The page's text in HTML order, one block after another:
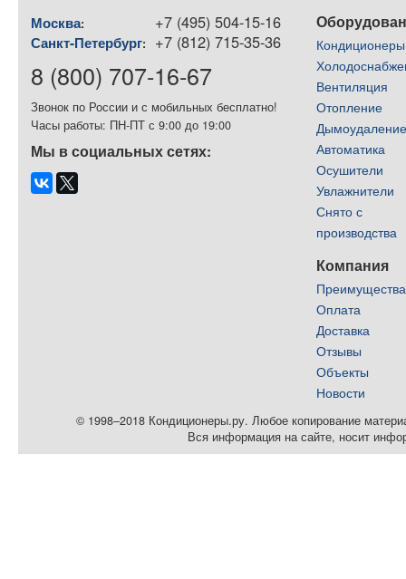
Москва: +7 (495) 504-15-16
Санкт-Петербург: +7 (812) 715-35-36
8 (800) 707-16-67
Звонок по России и с мобильных бесплатно!
Часы работы: ПН-ПТ с 9:00 до 19:00
Мы в социальных сетях:
Кондиционеры
Вентиляция
Отопление
Автоматика
Осушители
Увлажнители
Снято с
производства
Компания
Преимущества
Оплата
Доставка
Отзывы
Объекты
Новости
© 1998–2018 Кондиционеры.ру. Любое копирование
Вся информация на сайте, носит